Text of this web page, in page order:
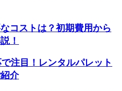
コストは？初期費用から
！
注目！レンタルパレット
介